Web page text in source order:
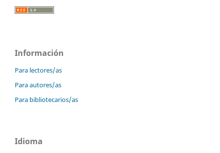
Información
Para lectores/as
Para autores/as
Para bibliotecarios/as
Idioma